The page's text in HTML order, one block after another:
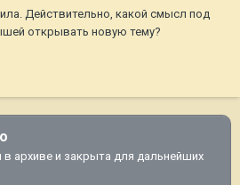
Действительно, какой смысл под
открывать новую тему?
в архиве и закрыта для дальнейших